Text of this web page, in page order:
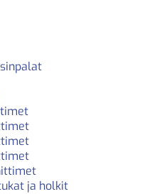
ja holkit